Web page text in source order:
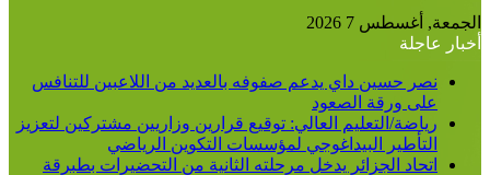
الجمعة, أغسطس 7 2026
أخبار عاجلة
نصر حسين داي يدعم صفوفه بالعديد من اللاعبين للتنافس
على ورقة الصعود
رياضة/التعليم العالي: توقيع قرارين وزاريين مشتركين لتعزيز
التأطير البيداغوجي لمؤسسات التكوين الرياضي
اتحاد الجزائر يدخل مرحلته الثانية من التحضيرات بطبرقة